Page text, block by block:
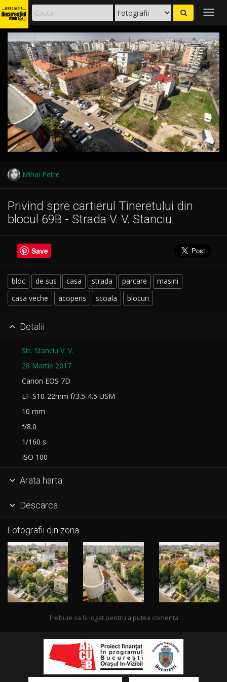
Mihai Petre
Privind spre cartierul Tineretului din
blocul 69B - Strada V. V. Stanciu
Save
bloc de sus casa strada parcare
masini
casa veche
acoperis scoala blocuri
 Detalii
Str. Stanciu V. V.
28 Martie 2017
Canon EOS 7D
EF-S10-22mm f/3.5-4.5 USM
10 mm
f/8.0
1/160 s
ISO 100
 Arata harta
 Descarca
Fotografii din zona
Trebuie sa fii logat pentru a putea comenta